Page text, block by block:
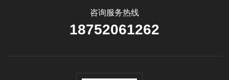
咨询服务热线
18752061262